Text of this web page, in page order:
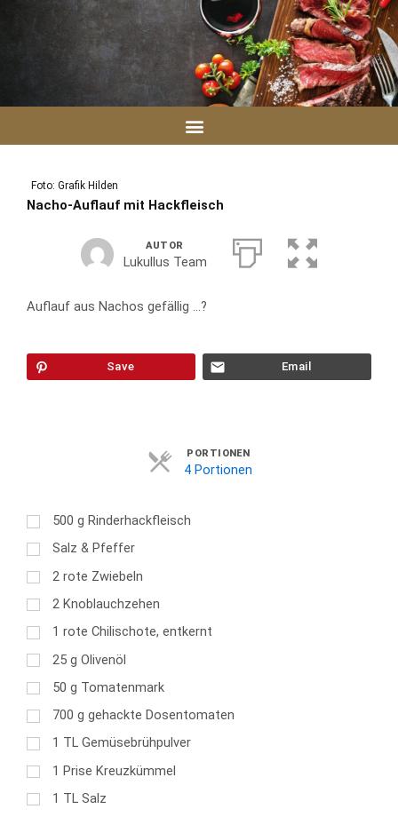
Foto: Grafik Hilden
Nacho-Auflauf mit Hackfleisch
AUTOR
Lukullus Team
Auflauf aus Nachos gefällig ...?
Save Email
PORTIONEN
4 Portionen
500 g Rinderhackfleisch
Salz & Pfeffer
2 rote Zwiebeln
2 Knoblauchzehen
1 rote Chilischote, entkernt
25 g Olivenöl
50 g Tomatenmark
700 g gehackte Dosentomaten
1 TL Gemüsebrühpulver
1 Prise Kreuzkümmel
1 TL Salz